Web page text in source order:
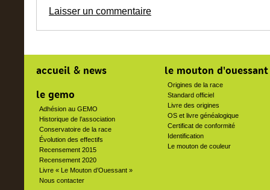
Laisser un commentaire
accueil & news
le gemo
Adhésion au GEMO
Historique de l’association
Conservatoire de la race
Évolution des effectifs
Recensement 2015
Recensement 2020
Livre « Le Mouton d’Ouessant »
Nous contacter
le mouton d'ouessant
Origines de la race
Standard officiel
Livre des origines
OS et livre généalogique
Certificat de conformité
Identification
Le mouton de couleur